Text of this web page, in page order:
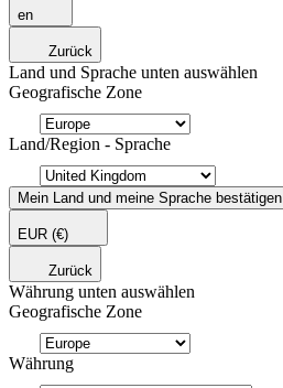
en
Zurück
Land und Sprache unten auswählen
Geografische Zone
Land/Region - Sprache
Mein Land und meine Sprache bestätigen
EUR (€)
Zurück
Währung unten auswählen
Geografische Zone
Währung